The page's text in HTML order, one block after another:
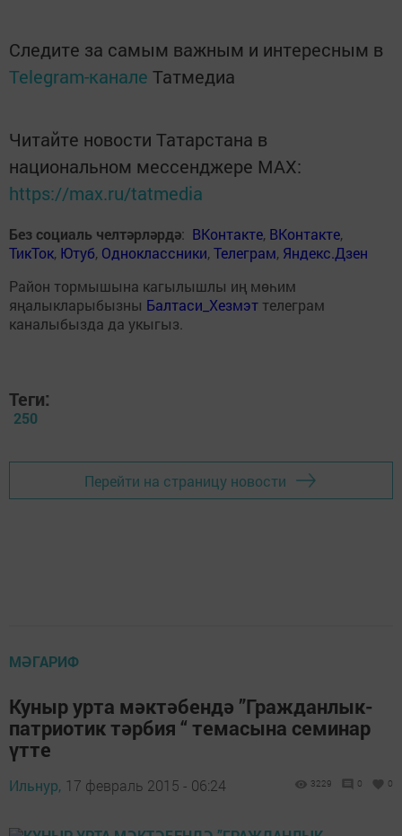
Следите за самым важным и интересным в
Telegram-канале Татмедиа
Читайте новости Татарстана в
национальном мессенджере MАХ:
https://max.ru/tatmedia
Без социаль челтәрләрдә: ВКонтакте, ВКонтакте,
ТикТок, Ютуб, Одноклассники,Телеграм, Яндекс.Дзен
Район тормышына кагылышлы иң мөһим
яңалыкларыбызны Балтаси_Хезмэт телеграм
каналыбызда да укыгыз.
Теги:
250
Перейти на страницу новости
МӘГАРИФ
Куныр урта мәктәбендә ”Гражданлык-
патриотик тәрбия “ темасына семинар
үтте
Ильнур, 17 февраль 2015 - 06:24 3229 0 0